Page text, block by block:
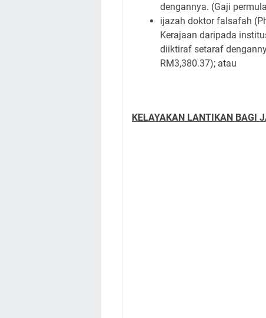
dengannya. (Gaji
ijazah doktor falsafah
Kerajaan daripada
diiktiraf setaraf
RM3,380.37); atau
KELAYAKAN LANTIKAN BAGI